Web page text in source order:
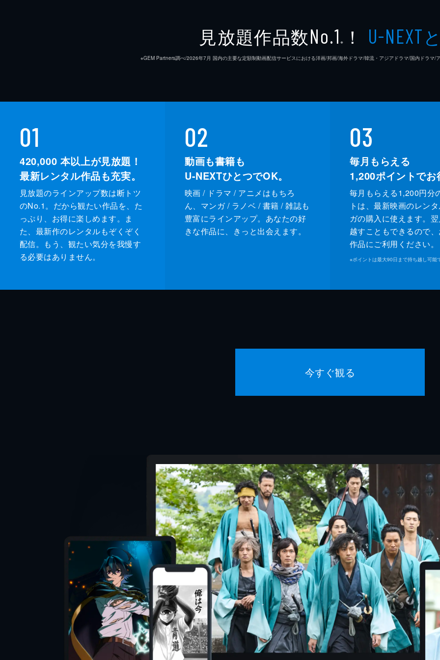
見放題作品数No.1 ※ ！ U-NEXT
※GEM Partners調べ/2026年7⽉ 国内の主要な定額制動画配信サービスにおける洋画/邦画/海外ドラマ/韓流・アジアドラマ/国内ドラマ/
01
420,000 本以上が見放題！
最新レンタル作品も充実。
見放題のラインアップ数は断トツ
のNo.1。だから観たい作品を、た
っぷり、お得に楽しめます。ま
た、最新作のレンタルもぞくぞく
配信。もう、観たい気分を我慢す
る必要はありません。
02
動画も書籍も
U-NEXTひとつでOK。
映画 / ドラマ / アニメはもちろ
ん、マンガ / ラノベ / 書籍 / 雑誌も
豊富にラインアップ。あなたの好
きな作品に、きっと出会えます。
03
毎月もらえる
1,200ポイントでお
毎月もらえる1,200円分
トは、最新映画のレン
ガの購入に使えます。
越すこともできるので
作品にご利用ください。
※ポイントは最大90日まで持ち越し可能
今すぐ観る